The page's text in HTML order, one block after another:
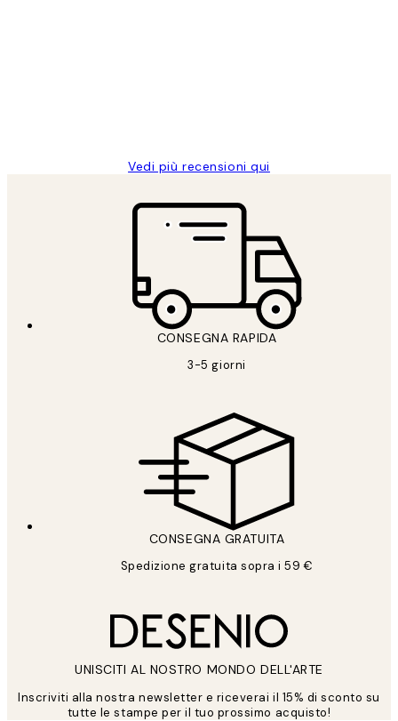
Vedi più recensioni qui
CONSEGNA RAPIDA
3-5 giorni
CONSEGNA GRATUITA
Spedizione gratuita sopra i 59 €
UNISCITI AL NOSTRO MONDO DELL'ARTE
Inscriviti alla nostra newsletter e riceverai il 15% di sconto su
tutte le stampe per il tuo prossimo acquisto!